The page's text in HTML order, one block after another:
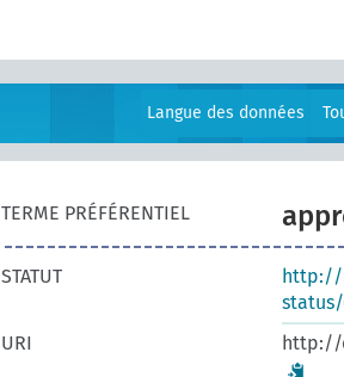
Langue des données
TERME PRÉFÉRENTIEL
STATUT
http://
status/
URI
http://